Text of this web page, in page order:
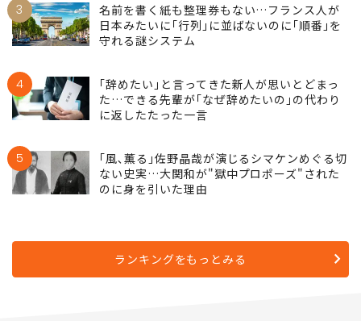
3
名前を書く紙も整理券もない…フランス人が
日本みたいに｢行列｣に並ばないのに｢順番｣を
守れる謎システム
4
｢辞めたい｣と言ってきた新人が思いとどまっ
た…できる先輩が｢なぜ辞めたいの｣の代わり
に返したたった一言
5
｢風､薫る｣佐野晶哉が演じるシマケンめぐる切
ない史実…大関和が"獄中プロポーズ"された
のに身を引いた理由
ランキングをもっとみる